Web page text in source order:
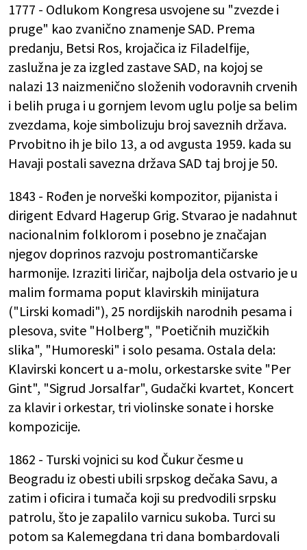
1777 - Odlukom Kongresa usvojene su "zvezde i
pruge" kao zvanično znamenje SAD. Prema
predanju, Betsi Ros, krojačica iz Filadelfije,
zaslužna je za izgled zastave SAD, na kojoj se
nalazi 13 naizmenično složenih vodoravnih crvenih
i belih pruga i u gornjem levom uglu polje sa belim
zvezdama, koje simbolizuju broj saveznih država.
Prvobitno ih je bilo 13, a od avgusta 1959. kada su
Havaji postali savezna država SAD taj broj je 50.
1843 - Rođen je norveški kompozitor, pijanista i
dirigent Edvard Hagerup Grig. Stvarao je nadahnut
nacionalnim folklorom i posebno je značajan
njegov doprinos razvoju postromantičarske
harmonije. Izraziti liričar, najbolja dela ostvario je u
malim formama poput klavirskih minijatura
("Lirski komadi"), 25 nordijskih narodnih pesama i
plesova, svite "Holberg", "Poetičnih muzičkih
slika", "Humoreski" i solo pesama. Ostala dela:
Klavirski koncert u a-molu, orkestarske svite "Per
Gint", "Sigrud Jorsalfar", Gudački kvartet, Koncert
za klavir i orkestar, tri violinske sonate i horske
kompozicije.
1862 - Turski vojnici su kod Čukur česme u
Beogradu iz obesti ubili srpskog dečaka Savu, a
zatim i oficira i tumača koji su predvodili srpsku
patrolu, što je zapalilo varnicu sukoba. Turci su
potom sa Kalemegdana tri dana bombardovali